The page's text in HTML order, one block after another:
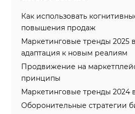
Как использовать
повышения продаж
Маркетинговые тренды 2025
адаптация к новым реалиям
Продвижение на
принципы
Маркетинговые тренды 2024
Оборонительные стратегии